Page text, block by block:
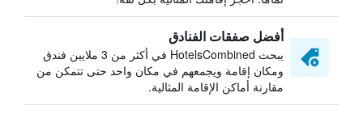
أفضل صفقات الفنادق
يبحث HotelsCombined في أكثر من 3 ملايين فندق
ومكان إقامة ويجمعهم في مكان واحد حتى تتمكن من
مقارنة أماكن الإقامة المثالية.